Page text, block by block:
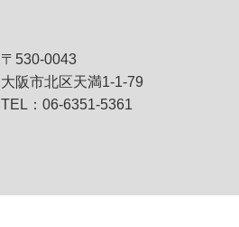
〒530-0043
大阪市北区天満1-1-79
TEL：06-6351-5361